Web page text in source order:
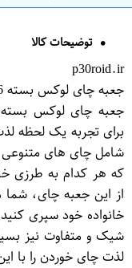
توضیحات کالا
p30roid.ir
جعبه چای لوکس بسته 56 عددی برند رابسین
برای تجربه یک
شامل چای های
که هر کدام به طرزی
از این جعبه چای، شما
خانواده خود سپری
شیک و متفاوت نیز
لذت چای خوردن را با